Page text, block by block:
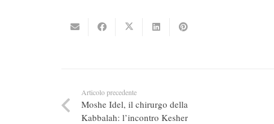
Articolo precedente
Moshe Idel, il chirurgo della
Kabbalah: l’incontro Kesher